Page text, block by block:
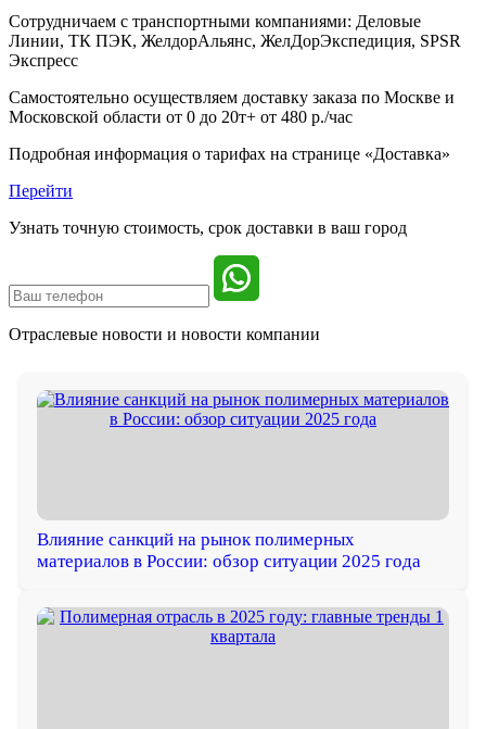
Сотрудничаем с транспортными компаниями: Деловые
Линии, ТК ПЭК, ЖелдорАльянс, ЖелДорЭкспедиция, SPSR
Экспресс
Самостоятельно осуществляем доставку заказа по Москве и
Московской области от 0 до 20т+ от 480 р./час
Подробная информация о тарифах на странице «Доставка»
Перейти
Узнать точную стоимость, срок доставки в ваш город
Отраслевые новости и новости компании
Влияние санкций на рынок полимерных
материалов в России: обзор ситуации 2025 года